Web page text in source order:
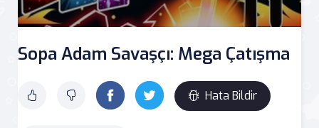
Sopa Adam Savaşçı: Mega Çatışma
Hata Bildir